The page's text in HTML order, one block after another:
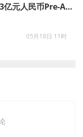
亿元人民币Pre-A轮
05月18日 11时